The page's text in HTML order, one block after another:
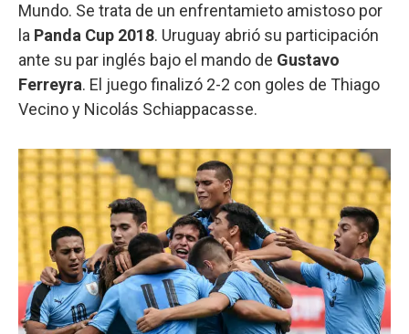
Mundo. Se trata de un enfrentamieto amistoso por
la Panda Cup 2018. Uruguay abrió su participación
ante su par inglés bajo el mando de Gustavo
Ferreyra. El juego finalizó 2-2 con goles de Thiago
Vecino y Nicolás Schiappacasse.